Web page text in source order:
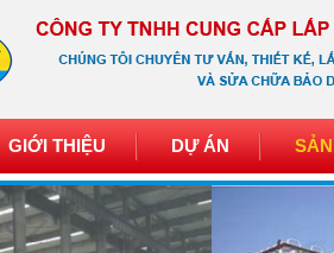
GIỚI THIỆU DỰ ÁN